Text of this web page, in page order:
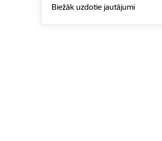
Biežāk uzdotie jautājumi